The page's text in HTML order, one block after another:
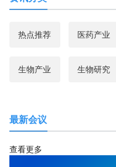
热点推荐 医药产业
生物产业 生物研究
最新会议
查看更多